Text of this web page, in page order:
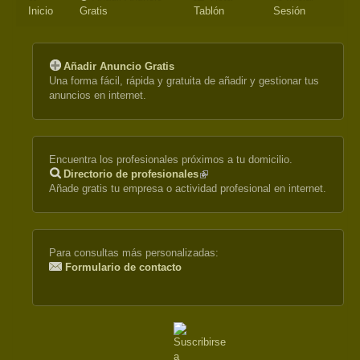
Inicio
Gratis
Tablón
Sesión
Añadir Anuncio Gratis
Una forma fácil, rápida y gratuita de añadir y gestionar tus
anuncios en internet.
Encuentra los profesionales próximos a tu domicilio.
Directorio de profesionales(link
is
Añade gratis tu empresa o actividad profesional en internet.
Para consultas más personalizadas:
Formulario de contacto